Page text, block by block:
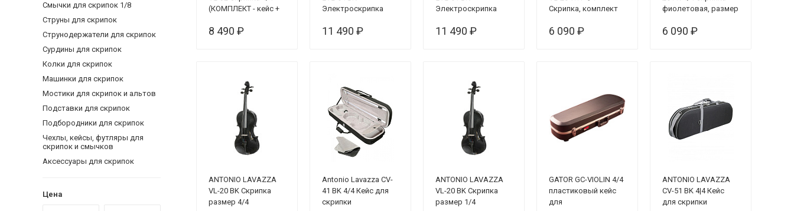
Смычки для скрипок 1/8
Струны для скрипок
Струнодержатели для скрипок
Сурдины для скрипок
Колки для скрипок
Машинки для скрипок
Мостики для скрипок и альтов
Подставки для скрипок
Подбородники для скрипок
Чехлы, кейсы, футляры для
скрипок и смычков
Аксессуары для скрипок
Цена
(КОМПЛЕКТ - кейс +
8 490 ₽
Электроскрипка
11 490 ₽
Электроскрипка
11 490 ₽
Скрипка, комплект
6 090 ₽
фиолетовая, размер
6 090 ₽
ANTONIO LAVAZZA
VL-20 BK Скрипка
размер 4/4
Antonio Lavazza CV-
41 BK 4/4 Кейс для
скрипки
ANTONIO LAVAZZA
VL-20 BK Скрипка
размер 1/4
GATOR GC-VIOLIN 4/4
пластиковый кейс
для
ANTONIO LAVAZZA
CV-51 BK 4|4 Кейс
для скрипки